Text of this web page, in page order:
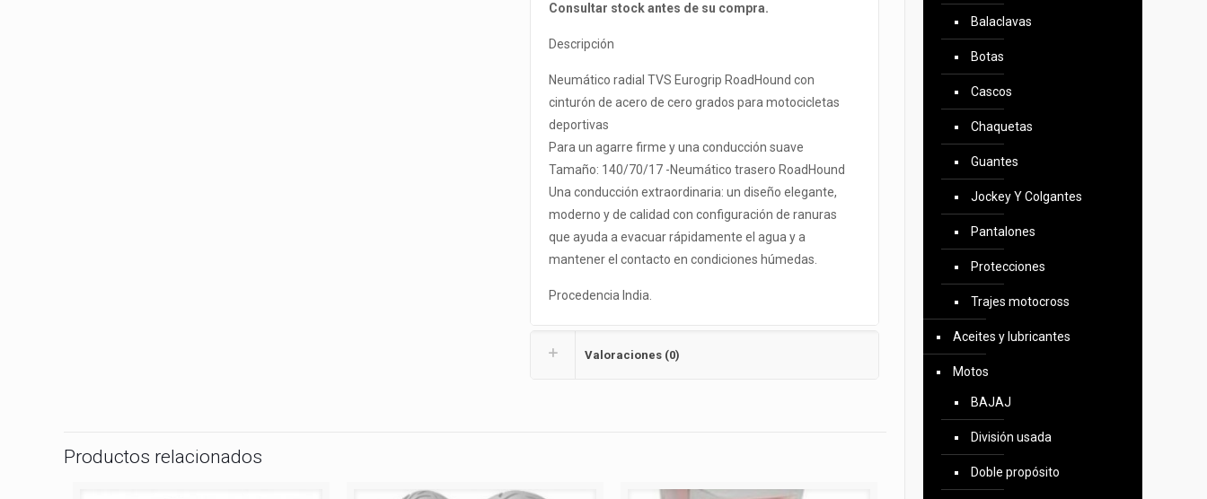
Consultar stock antes de su compra.
Descripción
Neumático radial TVS Eurogrip RoadHound con
cinturón de acero de cero grados para motocicletas
deportivas
Para un agarre firme y una conducción suave
Tamaño: 140/70/17 -Neumático trasero RoadHound
Una conducción extraordinaria: un diseño elegante,
moderno y de calidad con configuración de ranuras
que ayuda a evacuar rápidamente el agua y a
mantener el contacto en condiciones húmedas.
Procedencia India.
Valoraciones (0)
Productos relacionados
Balaclavas
Botas
Cascos
Chaquetas
Guantes
Jockey Y Colgantes
Pantalones
Protecciones
Trajes motocross
Aceites y lubricantes
Motos
BAJAJ
División usada
Doble propósito